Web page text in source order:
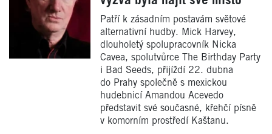
Patří k zásadním postavám světové
alternativní hudby. Mick Harvey,
dlouholetý spolupracovník Nicka
Cavea, spolutvůrce The Birthday Party
i Bad Seeds, přijíždí 22. dubna
do Prahy společně s mexickou
hudebnicí Amandou Acevedo
představit své současné, křehčí písně
v komorním prostředí Kaštanu.